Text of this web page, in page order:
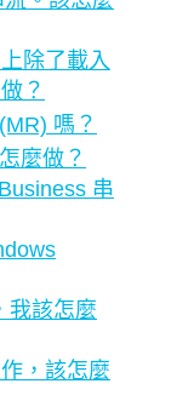
除了載入
？
嗎？
麼做？
串
我該怎麼
，該怎麼